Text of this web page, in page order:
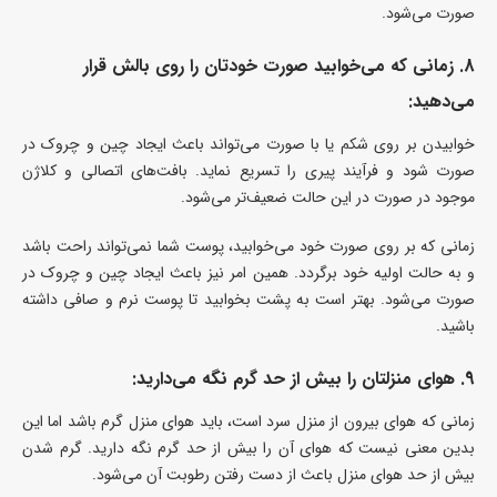
صورت می‌شود.
8. زمانی که می‌خوابید صورت خودتان را روی بالش قرار
می‌دهید:
خوابیدن بر روی شکم یا با صورت می‌تواند باعث ایجاد چین و چروک در
صورت شود و فرآیند پیری را تسریع نماید. بافت‌های اتصالی و کلاژن
موجود در صورت در این حالت ضعیف‌تر می‌شود.
زمانی که بر روی صورت خود می‌خوابید، پوست شما نمی‌تواند راحت باشد
و به حالت اولیه خود برگردد. همین امر نیز باعث ایجاد چین و چروک در
صورت می‌شود. بهتر است به پشت بخوابید تا پوست نرم و صافی داشته
باشید.
9. هوای منزلتان را بیش از حد گرم نگه می‌دارید:
زمانی که هوای بیرون از منزل سرد است، باید هوای منزل گرم باشد اما این
بدین معنی نیست که هوای آن را بیش از حد گرم نگه دارید. گرم شدن
بیش از حد هوای منزل باعث از دست رفتن رطوبت آن می‌شود.